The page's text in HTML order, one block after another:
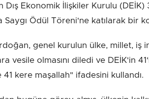
Ekonomik İlişkiler Kurulu (DEİK)
Saygı Ödül Töreni'ne katılarak bir
genel kurulun ülke, millet, iş
vesile olmasını diledi ve DEİK'in
kere maşallah" ifadesini kullandı.